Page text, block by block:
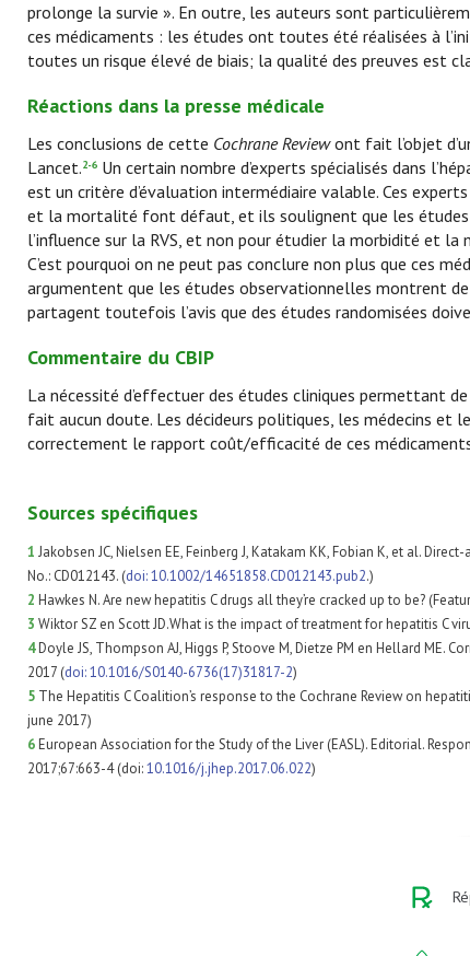
prolonge la survie ». En outre, les auteurs sont
ces médicaments : les études ont toutes été réalisées à
toutes un risque élevé de biais; la qualité des preuves est
Réactions dans la presse médicale
Les conclusions de cette Cochrane Reviewont fait l’objet
Lancet.2-6 Un certain nombre d’experts spécialisés dans
est un critère d’évaluation intermédiaire valable. Ces
et la mortalité font défaut, et ils soulignent que les études
l’influence sur la RVS, et non pour étudier la morbidité et
C’est pourquoi on ne peut pas conclure non plus que ces
argumentent que les études observationnelles montrent
partagent toutefois l’avis que des études randomisées
Commentaire du CBIP
La nécessité d’effectuer des études cliniques permettant
fait aucun doute. Les décideurs politiques, les médecins et
correctement le rapport coût/efficacité de ces
Sources spécifiques
1 Jakobsen JC, Nielsen EE, Feinberg J, Katakam KK, Fobian K, et al.
No.: CD012143. (doi: 10.1002/14651858.CD012143.pub2.)
2 Hawkes N. Are new hepatitis C drugs all they’re cracked up to be?
3 Wiktor SZ en Scott JD.What is the impact of treatment for hepatitis C
4Doyle JS, Thompson AJ, Higgs P, Stoove M, Dietze PM en Hellard
2017 (doi: 10.1016/S0140-6736(17)31817-2)
5 The Hepatitis C Coalition’s response to the Cochrane Review on
june 2017)
6European Association for the Study of the Liver (EASL). Editorial.
2017;67:663-4 (doi:10.1016/j.jhep.2017.06.022)